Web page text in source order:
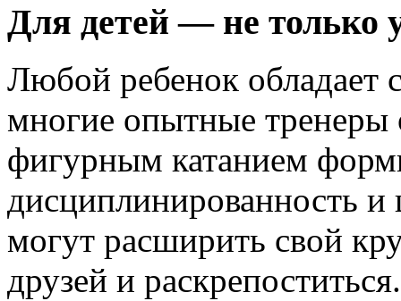
Для детей — не только
Любой ребенок обладает
многие опытные тренеры
фигурным катанием
дисциплинированность и
могут расширить свой
друзей и раскрепоститься.